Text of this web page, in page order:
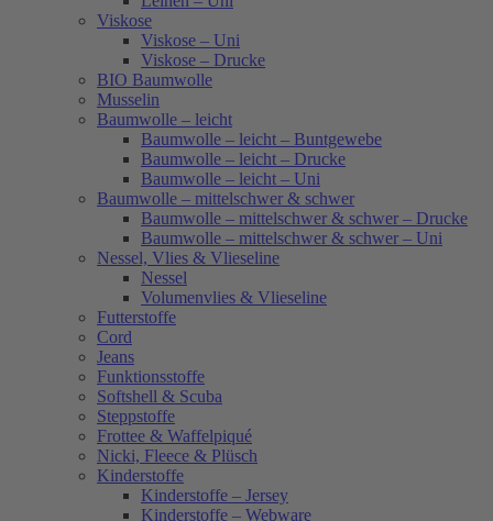
Viskose
Viskose – Uni
Viskose – Drucke
BIO Baumwolle
Musselin
Baumwolle – leicht
Baumwolle – leicht – Buntgewebe
Baumwolle – leicht – Drucke
Baumwolle – leicht – Uni
Baumwolle – mittelschwer & schwer
Baumwolle – mittelschwer & schwer – Drucke
Baumwolle – mittelschwer & schwer – Uni
Nessel, Vlies & Vlieseline
Nessel
Volumenvlies & Vlieseline
Futterstoffe
Cord
Jeans
Funktionsstoffe
Softshell & Scuba
Steppstoffe
Frottee & Waffelpiqué
Nicki, Fleece & Plüsch
Kinderstoffe
Kinderstoffe – Jersey
Kinderstoffe – Webware